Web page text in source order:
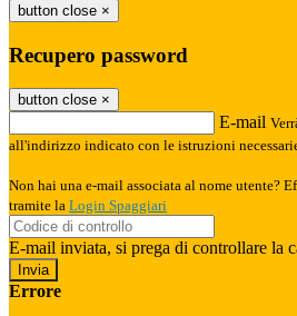
button close ×
Recupero password
button close ×
E-mail
all'indirizzo indicato con le istruzioni
Non hai una e-mail associata al nome utente?
tramite la Login Spaggiari
E-mail inviata, si prega di controllare la
Errore